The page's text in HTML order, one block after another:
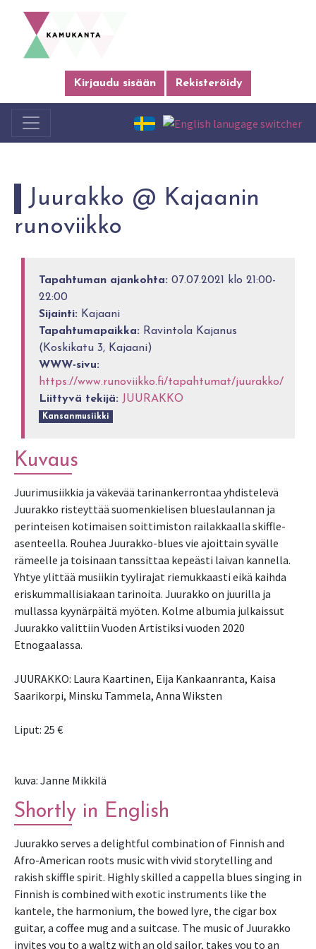
Kirjaudu sisään Rekisteröidy
Juurakko @ Kajaanin
runoviikko
Tapahtuman ajankohta: 07.07.2021 klo 21:00-
22:00
Sijainti: Kajaani
Tapahtumapaikka: Ravintola Kajanus
(Koskikatu 3, Kajaani)
WWW-sivu:
https://www.runoviikko.fi/tapahtumat/juurakko/
Liittyvä tekijä: JUURAKKO
Kansanmusiikki
Kuvaus
Juurimusiikkia ja väkevää tarinankerrontaa yhdistelevä
Juurakko risteyttää suomenkielisen blueslaulannan ja
perinteisen kotimaisen soittimiston railakkaalla skiffle-
asenteella. Rouhea Juurakko-blues vie ajoittain syvälle
rämeelle ja toisinaan tanssittaa kepeästi laivan kannella.
Yhtye ylittää musiikin tyylirajat riemukkaasti eikä kaihda
eriskummallisiakaan tarinoita. Juurakko on juurilla ja
mullassa kyynärpäitä myöten. Kolme albumia julkaissut
Juurakko valittiin Vuoden Artistiksi vuoden 2020
Etnogaalassa.
JUURAKKO: Laura Kaartinen, Eija Kankaanranta, Kaisa
Saarikorpi, Minsku Tammela, Anna Wiksten
Liput: 25 €
kuva: Janne Mikkilä
Shortly in English
Juurakko serves a delightful combination of Finnish and
Afro-American roots music with vivid storytelling and
rakish skiffle spirit. Highly skilled a cappella blues singing in
Finnish is combined with exotic instruments like the
kantele, the harmonium, the bowed lyre, the cigar box
guitar, a coffee mug and a suitcase. The music of Juurakko
invites you to a waltz with an old sailor, takes you to an